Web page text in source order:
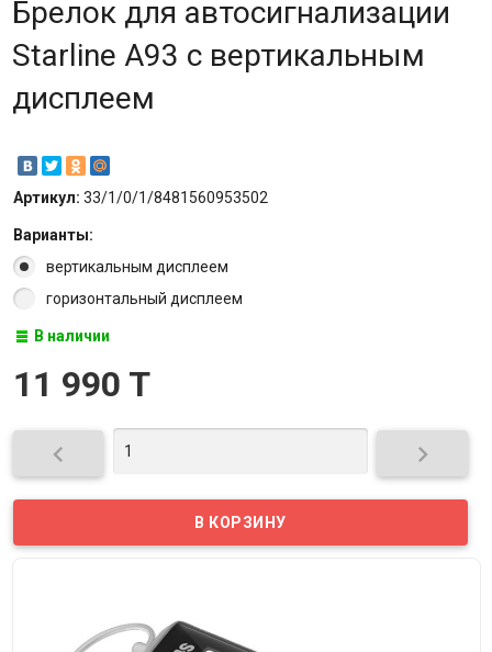
Брелок для автосигнализации
Starline A93 с вертикальным
дисплеем
Артикул: 33/1/0/1/8481560953502
Варианты:
вертикальным дисплеем
горизонтальный дисплеем
В наличии
11 990 T
 